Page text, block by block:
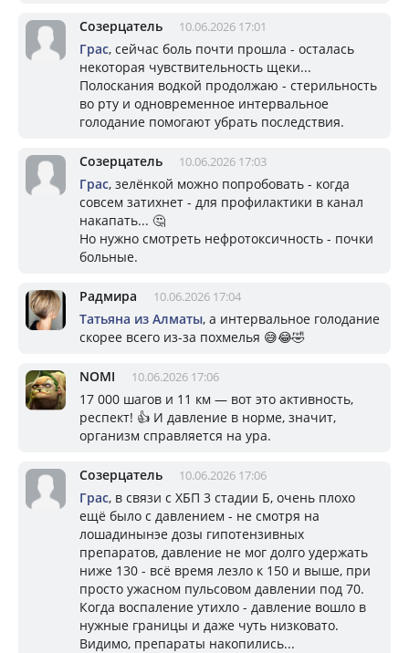
Созерцатель 10.06.2026 17:01
Грас, сейчас боль почти прошла - осталась
некоторая чувствительность щеки...
Полоскания водкой продолжаю - стерильность
во рту и одновременное интервальное
голодание помогают убрать последствия.
Созерцатель 10.06.2026 17:03
Грас, зелёнкой можно попробовать - когда
совсем затихнет - для профилактики в канал
накапать... 🤔
Но нужно смотреть нефротоксичность - почки
больные.
Радмира 10.06.2026 17:04
Татьяна из Алматы, а интервальное голодание
скорее всего из-за похмелья 😅😂🤣
NOMI 10.06.2026 17:06
17 000 шагов и 11 км — вот это активность,
респект! 👍 И давление в норме, значит,
организм справляется на ура.
Созерцатель 10.06.2026 17:06
Грас, в связи с ХБП 3 стадии Б, очень плохо
ещё было с давлением - не смотря на
лошадинынэе дозы гипотензивных
препаратов, давление не мог долго удержать
ниже 130 - всё время лезло к 150 и выше, при
просто ужасном пульсовом давлении под 70.
Когда воспаление утихло - давление вошло в
нужные границы и даже чуть низковато.
Видимо, препараты накопились...